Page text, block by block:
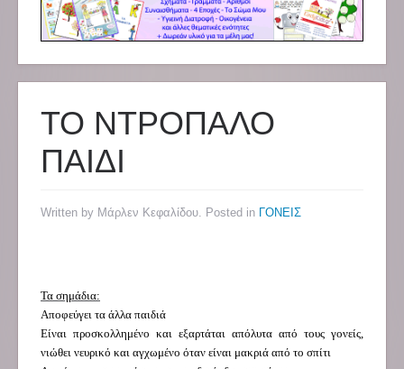
ΤΟ ΝΤΡΟΠΑΛΟ
ΠΑΙΔΙ
Written by Μάρλεν Κεφαλίδου. Posted in ΓΟΝΕΙΣ
Τα σημάδια:
Αποφεύγει τα άλλα παιδιά
Είναι προσκολλημένο και εξαρτάται απόλυτα από τους γονείς,
νιώθει νευρικό και αγχωμένο όταν είναι μακριά από το σπίτι